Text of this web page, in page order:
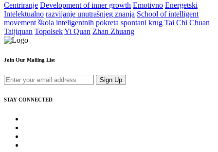
Centriranje Development of inner growth Emotivno Energetski
Intelektualno razvijanje unutrašnjeg znanja School of intelligent
movement škola inteligentnih pokreta spontani krug Tai Chi Chuan
Taijiquan TopolsekYi Quan Zhan Zhuang
Join Our Mailing List
Sign Up
STAY CONNECTED